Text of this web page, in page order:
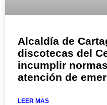
Alcaldía de
discotecas del
incumplir
atención de
LEER MAS